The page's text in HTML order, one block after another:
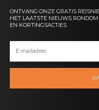
ONTVANG ONZE GRATIS
HET LAATSTE NIEUWS
EN KORTINGSACTIES